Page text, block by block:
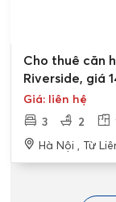
Cho thuê căn
Riverside, giá
Giá: liên hệ
3
2
Hà Nội , Từ